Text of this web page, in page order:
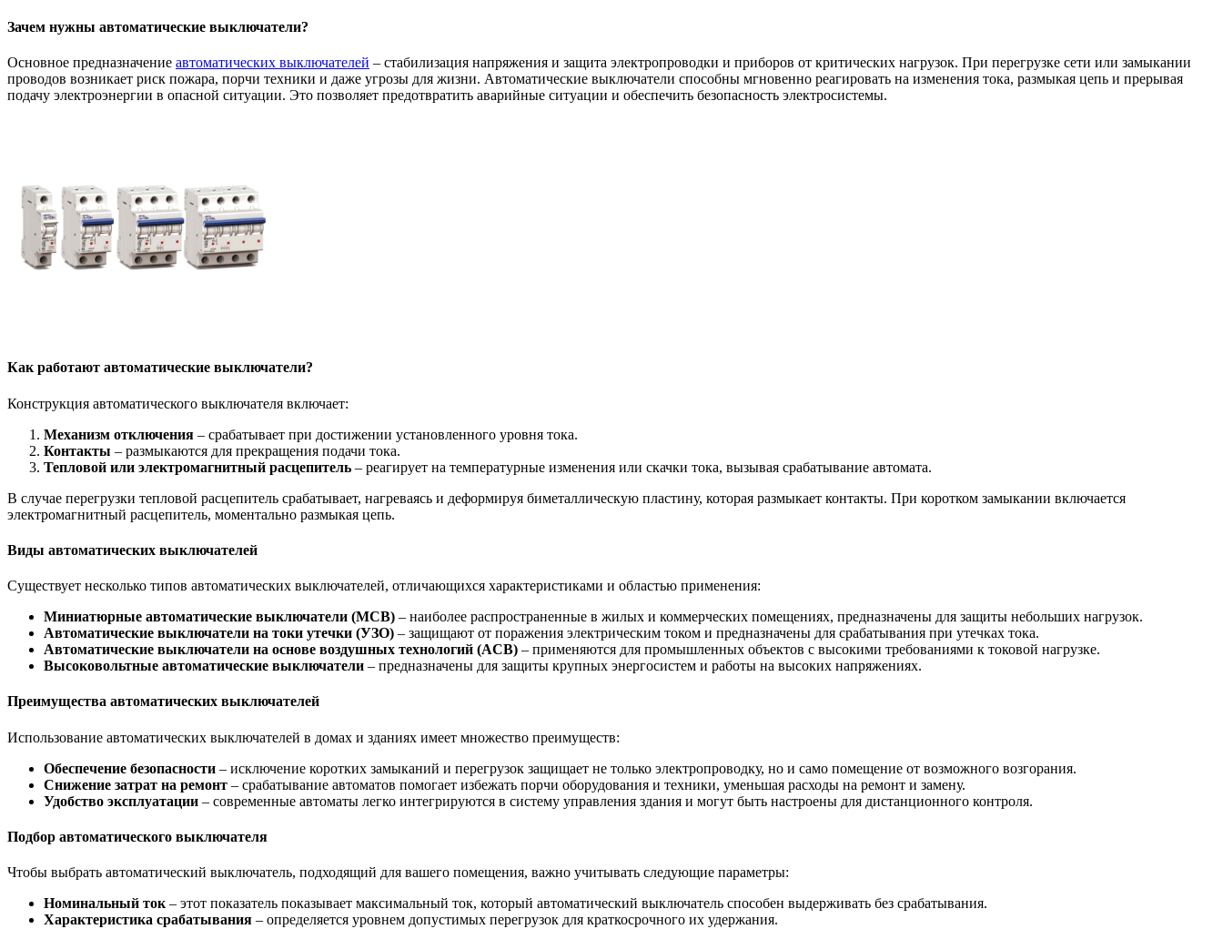
Зачем нужны автоматические выключатели?
Основное предназначение автоматических выключателей – стабилизация напряжения и защита электропроводки и приборов от критических нагрузок. При перегрузке сети или замыкании
проводов возникает риск пожара, порчи техники и даже угрозы для жизни. Автоматические выключатели способны мгновенно реагировать на изменения тока, размыкая цепь и прерывая
подачу электроэнергии в опасной ситуации. Это позволяет предотвратить аварийные ситуации и обеспечить безопасность электросистемы.
Как работают автоматические выключатели?
Конструкция автоматического выключателя включает:
Механизм отключения – срабатывает при достижении установленного уровня тока.
Контакты – размыкаются для прекращения подачи тока.
Тепловой или электромагнитный расцепитель – реагирует на температурные изменения или скачки тока, вызывая срабатывание автомата.
В случае перегрузки тепловой расцепитель срабатывает, нагреваясь и деформируя биметаллическую пластину, которая размыкает контакты. При коротком замыкании включается
электромагнитный расцепитель, моментально размыкая цепь.
Виды автоматических выключателей
Существует несколько типов автоматических выключателей, отличающихся характеристиками и областью применения:
Миниатюрные автоматические выключатели (MCB) – наиболее распространенные в жилых и коммерческих помещениях, предназначены для защиты небольших нагрузок.
Автоматические выключатели на токи утечки (УЗО) – защищают от поражения электрическим током и предназначены для срабатывания при утечках тока.
Автоматические выключатели на основе воздушных технологий (ACB) – применяются для промышленных объектов с высокими требованиями к токовой нагрузке.
Высоковольтные автоматические выключатели – предназначены для защиты крупных энергосистем и работы на высоких напряжениях.
Преимущества автоматических выключателей
Использование автоматических выключателей в домах и зданиях имеет множество преимуществ:
Обеспечение безопасности – исключение коротких замыканий и перегрузок защищает не только электропроводку, но и само помещение от возможного возгорания.
Снижение затрат на ремонт – срабатывание автоматов помогает избежать порчи оборудования и техники, уменьшая расходы на ремонт и замену.
Удобство эксплуатации – современные автоматы легко интегрируются в систему управления здания и могут быть настроены для дистанционного контроля.
Подбор автоматического выключателя
Чтобы выбрать автоматический выключатель, подходящий для вашего помещения, важно учитывать следующие параметры:
Номинальный ток – этот показатель показывает максимальный ток, который автоматический выключатель способен выдерживать без срабатывания.
Характеристика срабатывания – определяется уровнем допустимых перегрузок для краткосрочного их удержания.